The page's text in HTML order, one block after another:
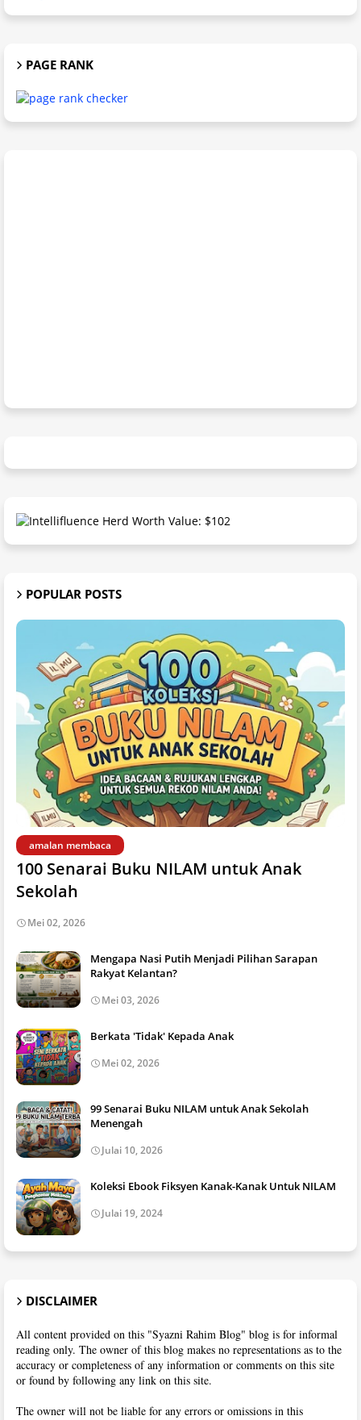
PAGE RANK
POPULAR POSTS
amalan membaca
100 Senarai Buku NILAM untuk Anak
Sekolah
Mei 02, 2026
Mengapa Nasi Putih Menjadi Pilihan Sarapan
Rakyat Kelantan?
Mei 03, 2026
Berkata 'Tidak' Kepada Anak
Mei 02, 2026
99 Senarai Buku NILAM untuk Anak Sekolah
Menengah
Julai 10, 2026
Koleksi Ebook Fiksyen Kanak-Kanak Untuk NILAM
Julai 19, 2024
DISCLAIMER
All content provided on this "Syazni Rahim Blog" blog is for informal
reading only. The owner of this blog makes no representations as to the
accuracy or completeness of any information or comments on this site
or found by following any link on this site.
The owner will not be liable for any errors or omissions in this